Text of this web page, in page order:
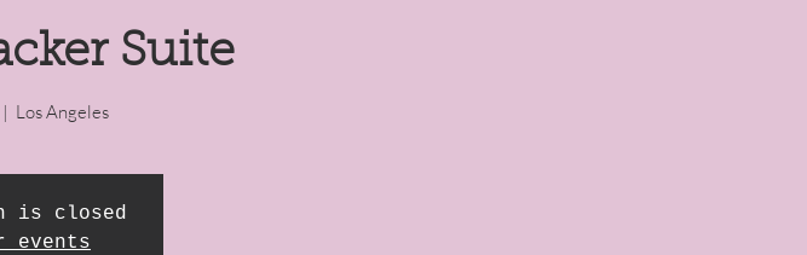
Suite
Los Angeles
is closed
events